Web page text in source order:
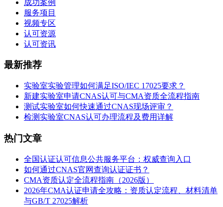
成功案例
服务项目
视频专区
认可资源
认可资讯
最新推荐
实验室实验管理如何满足ISO/IEC 17025要求？
新建实验室申请CNAS认可与CMA资质全流程指南
测试实验室如何快速通过CNAS现场评审？
检测实验室CNAS认可办理流程及费用详解
热门文章
全国认证认可信息公共服务平台：权威查询入口
如何通过CNAS官网查询认证证书？
CMA资质认定全流程指南（2026版）
2026年CMA认证申请全攻略：资质认定流程、材料清单
与GB/T 27025解析